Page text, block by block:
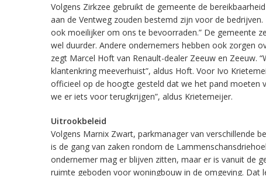
Volgens Zirkzee gebruikt de gemeente de
aan de Ventweg zouden bestemd zijn voor de
ook moeilijker om ons te bevoorraden.” De gemeente
wel duurder. Andere ondernemers hebben ook zorgen
zegt Marcel Hoft van Renault-dealer Zeeuw en Zeeuw.
klantenkring meeverhuist”, aldus Hoft. Voor Ivo
officieel op de hoogte gesteld dat we het pand moeten
we er iets voor terugkrijgen”, aldus Krietemeijer.
Uitrookbeleid
Volgens Marnix Zwart, parkmanager van verschillende
is de gang van zaken rondom de
ondernemer mag er blijven zitten, maar er is vanuit de
ruimte geboden voor woningbouw in de omgeving.